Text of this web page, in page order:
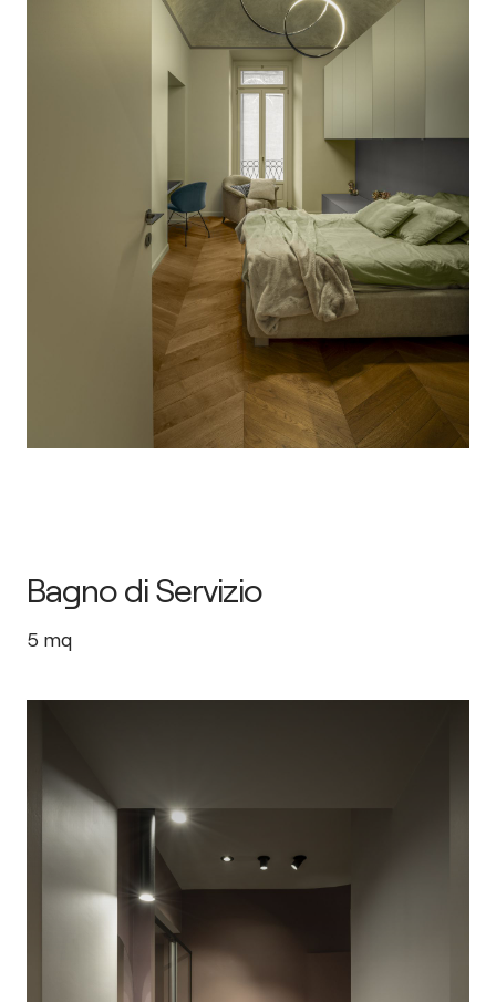
Bagno di Servizio
5 mq